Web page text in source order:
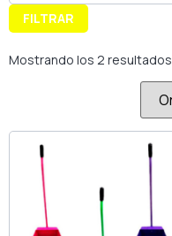
FILTRAR
Mostrando los 2 resultados